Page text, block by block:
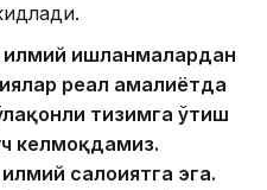
илмий ишланмалардан
реал амалиётда
тизимга ўтиш
келмоқдамиз.
салоҳиятга эга.